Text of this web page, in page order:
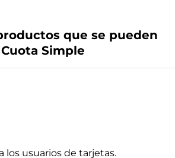
que se pueden
Simple